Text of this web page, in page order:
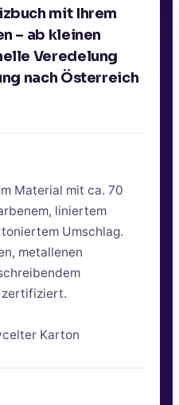
mit Ihrem
– ab kleinen
Veredelung
nach Österreich
Material mit ca. 70
liniertem
Umschlag.
metallenen
zertifiziert.
Karton